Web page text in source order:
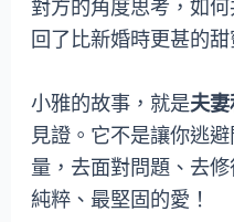
對方的角度思考，如
回了比新婚時更甚的甜
小雅的故事，就是夫
見證。它不是讓你逃
量，去面對問題、去
純粹、最堅固的愛！